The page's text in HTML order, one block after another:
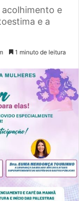
e
e a
1 minuto de leitura